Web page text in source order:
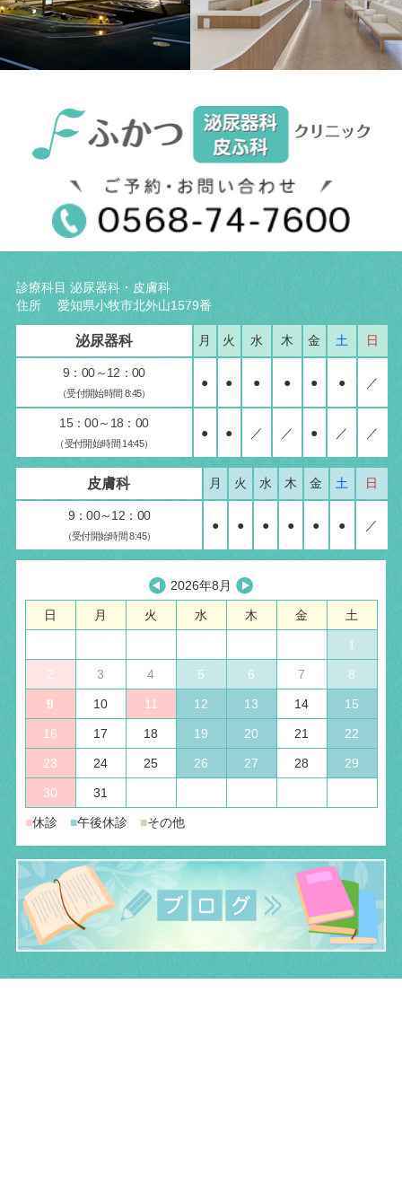
診療科目 泌尿器科・皮膚科
住所 愛知県小牧市北外山1579番
泌尿器科 月 火 水 木 金 土 日
9：00～12：00
（受付開始時間 8:45）
● ● ● ● ● ● ／
15：00～18：00
（受付開始時間 14:45）
● ● ／ ／ ● ／ ／
皮膚科 月 火 水 木 金 土 日
9：00～12：00
（受付開始時間 8:45）
● ● ● ● ● ● ／
2026年8月
日 月 火 水 木 金 土
1
2 3 4 5 6 7 8
9 10 11 12 13 14 15
16 17 18 19 20 21 22
23 24 25 26 27 28 29
30 31
■休診 ■午後休診 ■その他